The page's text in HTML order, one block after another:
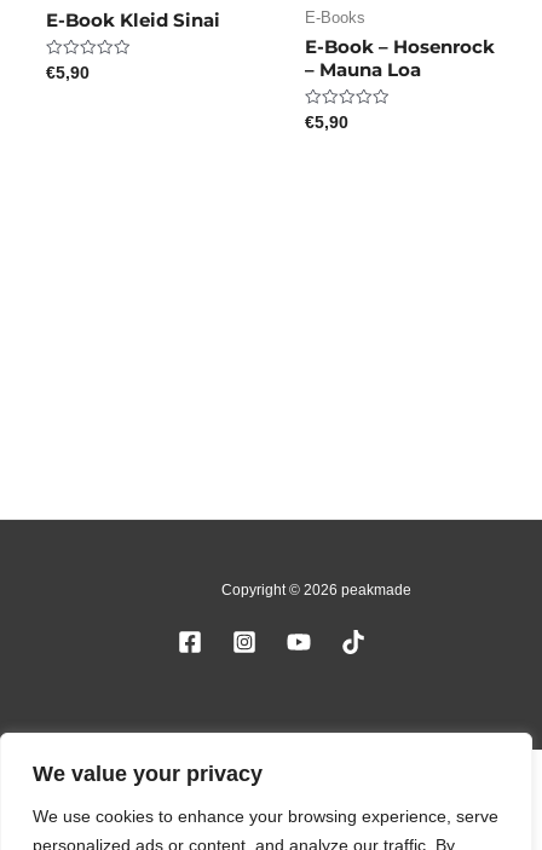
We value your privacy
We use cookies to enhance your browsing experience, serve
personalized ads or content, and analyze our traffic. By
E-Book Kleid Sinai
Bewertet
mit
€5,90
E-Books
E-Book – Hosenrock
– Mauna Loa
Bewertet
mit
€5,90
Copyright © 2026 peakmade